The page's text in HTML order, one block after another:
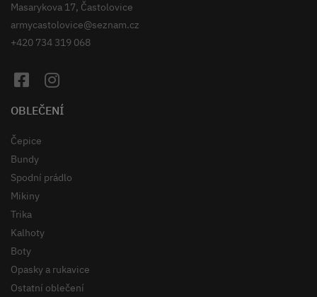
Masarykova 17, Častolovice
armycastolovice@seznam.cz
+420 734 319 068
OBLEČENÍ
Čepice
Bundy
Spodní prádlo
Mikiny
Trika
Kalhoty
Boty
Opasky a rukavice
Ostatní oblečení